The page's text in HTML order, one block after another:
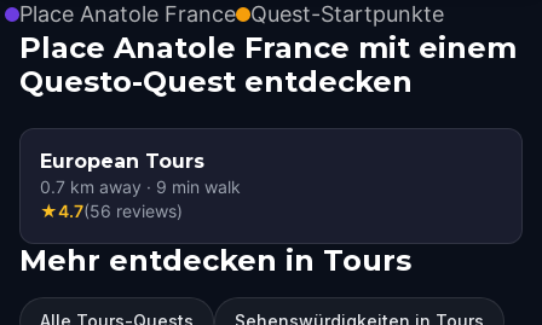
Place Anatole France Quest-Startpunkte
Place Anatole France mit einem
Questo-Quest entdecken
European Tours
0.7 km away · 9 min walk
★4.7(56 reviews)
Mehr entdecken in Tours
Alle Tours-Quests Sehenswürdigkeiten in Tours